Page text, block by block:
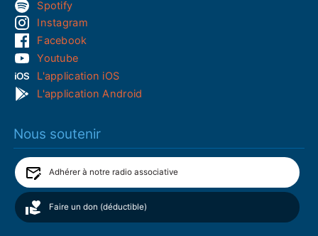
Spotify
Instagram
Facebook
Youtube
L'application iOS
L'application Android
Nous soutenir
Adhérer à notre radio associative
Faire un don (déductible)